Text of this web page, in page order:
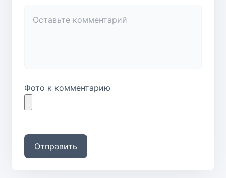
Фото к комментарию
Отправить